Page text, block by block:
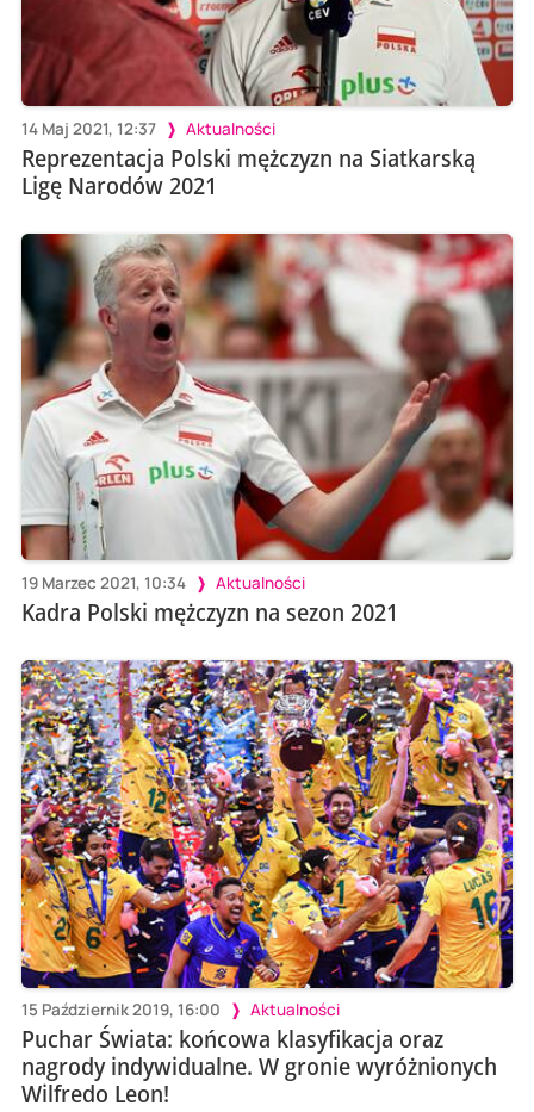
14 Maj 2021, 12:37 Aktualności
Reprezentacja Polski mężczyzn na Siatkarską
Ligę Narodów 2021
19 Marzec 2021, 10:34 Aktualności
Kadra Polski mężczyzn na sezon 2021
15 Październik 2019, 16:00 Aktualności
Puchar Świata: końcowa klasyfikacja oraz
nagrody indywidualne. W gronie wyróżnionych
Wilfredo Leon!